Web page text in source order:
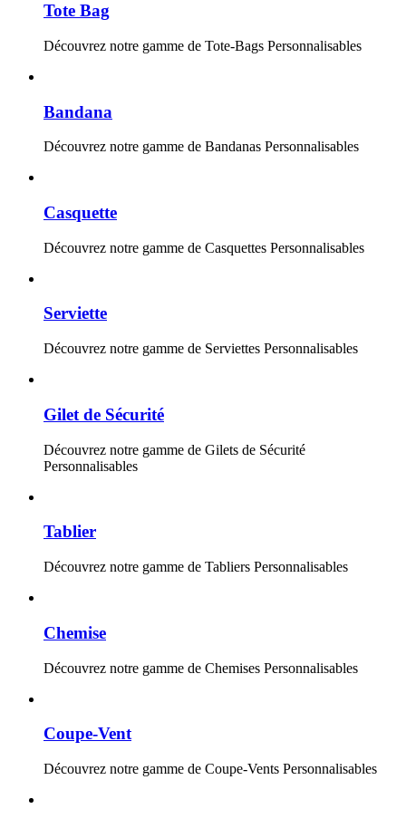
Tote Bag
Découvrez notre gamme de Tote-Bags Personnalisables
Bandana
Découvrez notre gamme de Bandanas Personnalisables
Casquette
Découvrez notre gamme de Casquettes Personnalisables
Serviette
Découvrez notre gamme de Serviettes Personnalisables
Gilet de Sécurité
Découvrez notre gamme de Gilets de Sécurité
Personnalisables
Tablier
Découvrez notre gamme de Tabliers Personnalisables
Chemise
Découvrez notre gamme de Chemises Personnalisables
Coupe-Vent
Découvrez notre gamme de Coupe-Vents Personnalisables